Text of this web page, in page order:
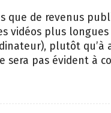
que de revenus
vidéos plus
plutôt qu’à
sera pas évident à